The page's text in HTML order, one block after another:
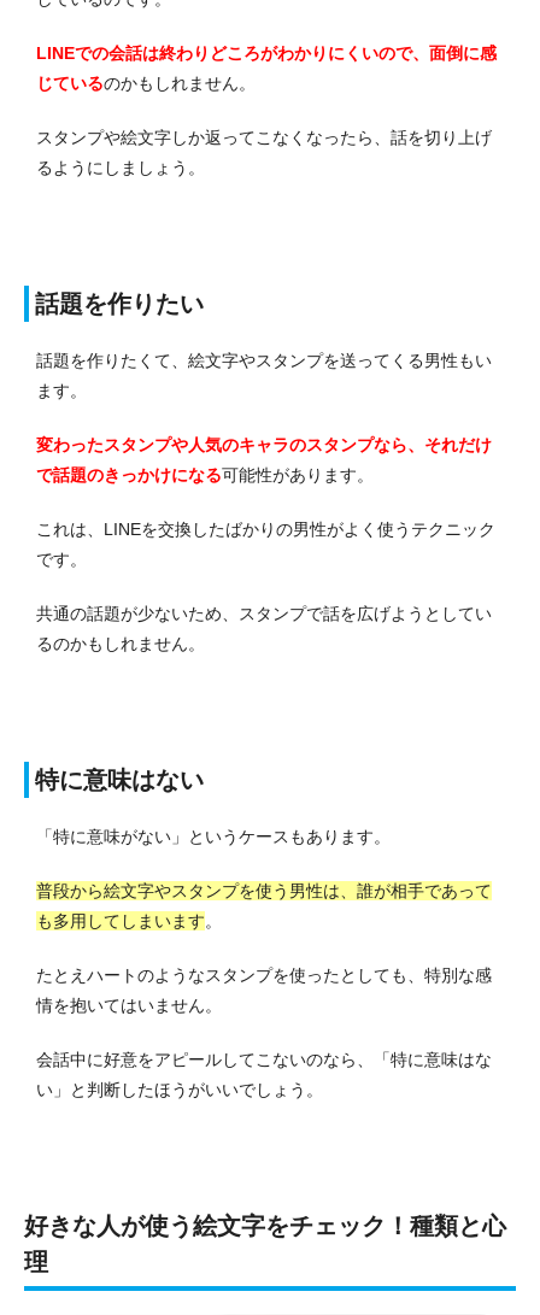
LINEでの会話は終わりどころがわかりにくいので、面倒に感
じているのかもしれません。
スタンプや絵文字しか返ってこなくなったら、話を切り上げ
るようにしましょう。
話題を作りたい
話題を作りたくて、絵文字やスタンプを送ってくる男性もい
ます。
変わったスタンプや人気のキャラのスタンプなら、それだけ
で話題のきっかけになる可能性があります。
これは、LINEを交換したばかりの男性がよく使うテクニック
です。
共通の話題が少ないため、スタンプで話を広げようとしてい
るのかもしれません。
特に意味はない
「特に意味がない」というケースもあります。
普段から絵文字やスタンプを使う男性は、誰が相手であって
も多用してしまいます。
たとえハートのようなスタンプを使ったとしても、特別な感
情を抱いてはいません。
会話中に好意をアピールしてこないのなら、「特に意味はな
い」と判断したほうがいいでしょう。
好きな人が使う絵文字をチェック！種類と心
理